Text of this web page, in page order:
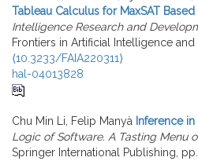
Tableau Calculus for MaxSAT
Intelligence Research and
Frontiers in Artificial Intelligence and
⟨10.3233/FAIA220311⟩
hal-04013828
Chu Min Li, Felip Manyà Inference
Logic of Software. A Tasting Menu
Springer International Publishing,